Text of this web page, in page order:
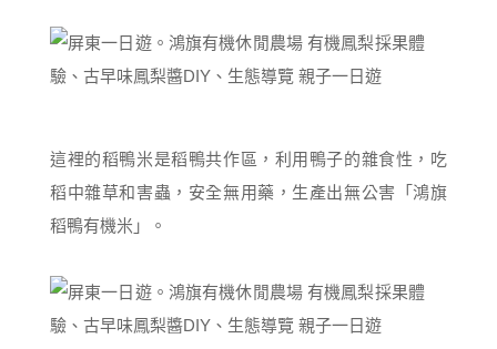
這裡的稻鴨米是稻鴨共作區，利用鴨子的雜食性，吃
稻中雜草和害蟲，安全無用藥，生產出無公害「鴻旗
稻鴨有機米」。